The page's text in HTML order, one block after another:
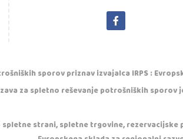
sporov priznav izvajalca IRPS :
za spletno reševanje potrošniških sporov
spletne strani, spletne trgovine,